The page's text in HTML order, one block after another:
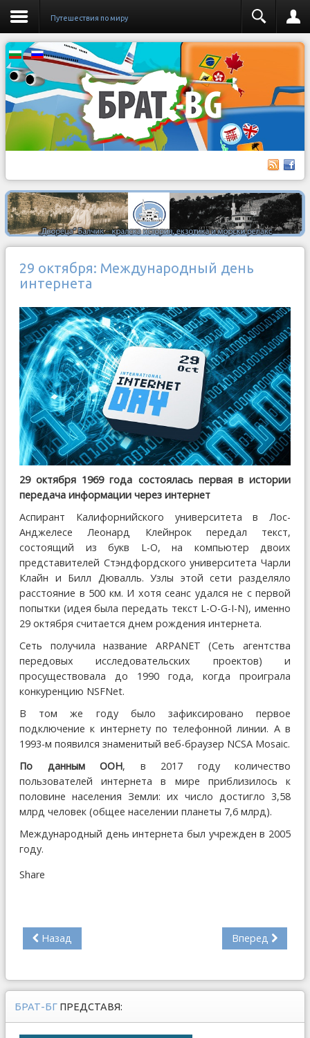
Путешествия по миру
29 октября: Международный день
интернета
29 октября 1969 года состоялась первая в истории
передача информации через интернет
Аспирант Калифорнийского университета в Лос-
Анджелесе Леонард Клейнрок передал текст,
состоящий из букв L-O, на компьютер двоих
представителей Стэндфордского университета Чарли
Клайн и Билл Дювалль. Узлы этой сети разделяло
расстояние в 500 км. И хотя сеанс удался не с первой
попытки (идея была передать текст L-O-G-I-N), именно
29 октября считается днем рождения интернета.
Сеть получила название ARPANET (Сеть агентства
передовых исследовательских проектов) и
просуществовала до 1990 года, когда проиграла
конкуренцию NSFNet.
В том же году было зафиксировано первое
подключение к интернету по телефонной линии. А в
1993-м появился знаменитый веб-браузер NCSA Mosaic.
По данным ООН, в 2017 году количество
пользователей интернета в мире приблизилось к
половине населения Земли: их число достигло 3,58
млрд человек (общее населении планеты 7,6 млрд).
Международный день интернета был учрежден в 2005
году.
Share
Назад Вперед
БРАТ-БГ ПРЕДСТАВЯ: